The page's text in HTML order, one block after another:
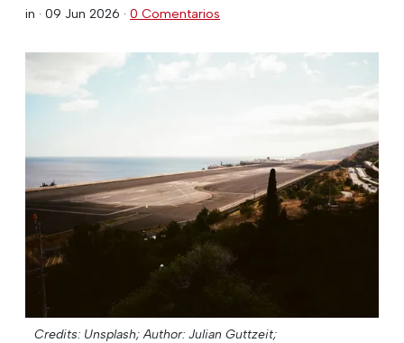
in · 09 Jun 2026 · 0 Comentarios
Credits: Unsplash; Author: Julian Guttzeit;